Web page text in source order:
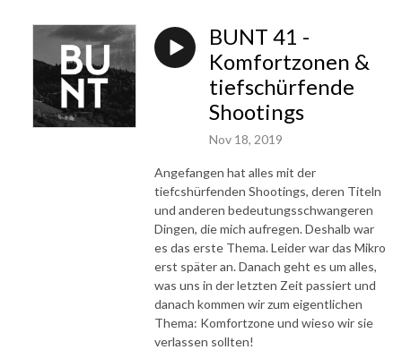
BUNT 41 -
Komfortzonen &
tiefschürfende
Shootings
Nov 18, 2019
Angefangen hat alles mit der
tiefcshürfenden Shootings, deren Titeln
und anderen bedeutungsschwangeren
Dingen, die mich aufregen. Deshalb war
es das erste Thema. Leider war das Mikro
erst später an. Danach geht es um alles,
was uns in der letzten Zeit passiert und
danach kommen wir zum eigentlichen
Thema: Komfortzone und wieso wir sie
verlassen sollten!